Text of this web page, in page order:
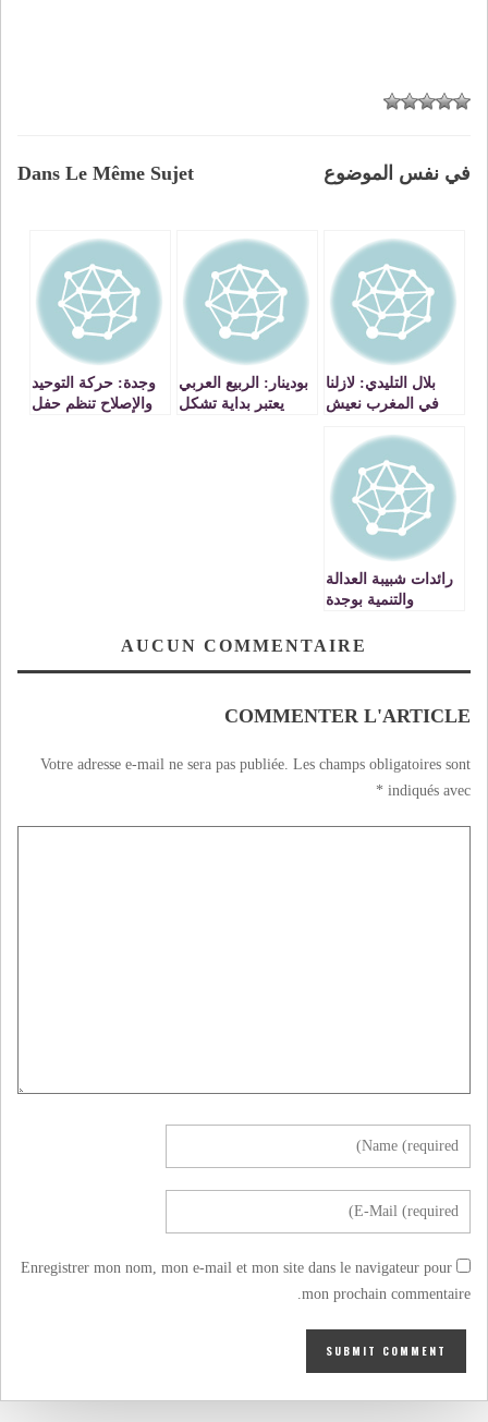
Dans Le Même Sujet في نفس الموضوع
بلال التليدي: لازلنا
في المغرب نعيش
الديموقراطية
بودينار: الربيع العربي
يعتبر بداية تشكل
وجدة: حركة التوحيد
والإصلاح تنظم حفل
رائدات شبيبة العدالة
والتنمية بوجدة
AUCUN COMMENTAIRE
COMMENTER L'ARTICLE
Votre adresse e-mail ne sera pas publiée. Les champs obligatoires sont
indiqués avec
*
Enregistrer mon nom, mon e-mail et mon site dans le navigateur pour
mon prochain commentaire.